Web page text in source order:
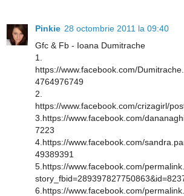
Pinkie 28 octombrie 2011 la 09:40
Gfc & Fb - Ioana Dumitrache
1.
https://www.facebook.com/
4764976749
2.
https://www.facebook.com/crizagirl/
3.https://www.facebook.com/
7223
4.https://www.facebook.com/
49389391
5.https://www.facebook.com/
6.https://www.facebook.com/